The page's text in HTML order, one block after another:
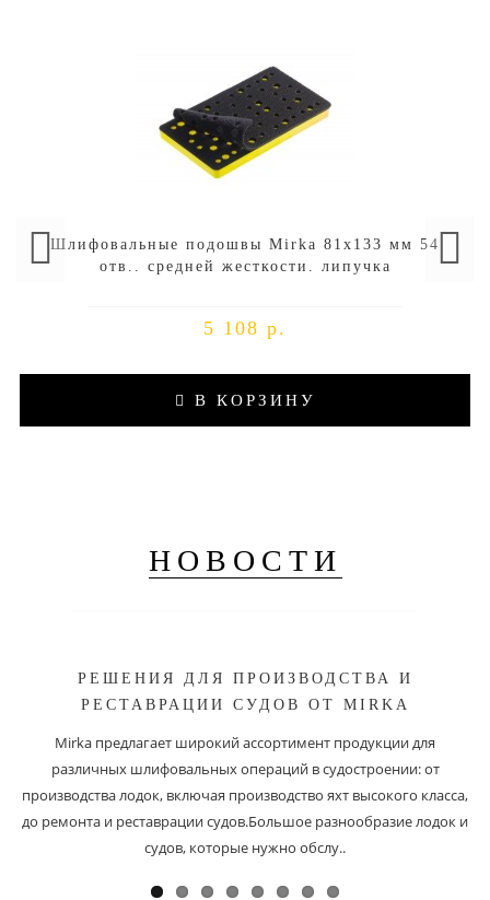
Шлифовальные подошвы Mirka 81х133 мм 54
отв.. средней жесткости. липучка
5 108 р.
В КОРЗИНУ
НОВОСТИ
РЕШЕНИЯ ДЛЯ ПРОИЗВОДСТВА И
РЕСТАВРАЦИИ СУДОВ ОТ MIRKA
Mirka предлагает широкий ассортимент продукции для
различных шлифовальных операций в судостроении: от
производства лодок, включая производство яхт высокого класса,
до ремонта и реставрации судов.Большое разнообразие лодок и
судов, которые нужно обслу..